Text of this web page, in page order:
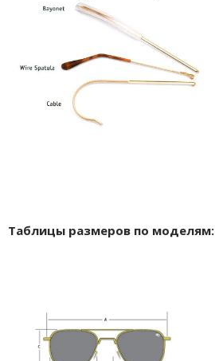
Таблицы размеров по моделям: